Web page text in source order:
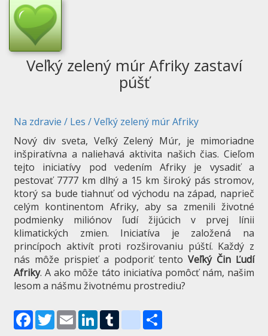
Veľký zelený múr Afriky zastaví
púšť
Na zdravie / Les /Veľký zelený múr Afriky
Nový div sveta, Veľký Zelený Múr, je mimoriadne
inšpiratívna a naliehavá aktivita našich čias. Cieľom
tejto iniciatívy pod vedením Afriky je vysadiť a
pestovať 7777 km dlhý a 15 km široký pás stromov,
ktorý sa bude tiahnuť od východu na západ, naprieč
celým kontinentom Afriky, aby sa zmenili životné
podmienky miliónov ľudí žijúcich v prvej línii
klimatických zmien. Iniciatíva je založená na
princípoch aktivít proti rozširovaniu púští. Každý z
nás môže prispieť a podporiť tento Veľký Čin Ľudí
Afriky. A ako môže táto iniciatíva pomôcť nám, našim
lesom a nášmu životnému prostrediu?
Facebook
TwitterEmailLinkedInTumblrblogger_post